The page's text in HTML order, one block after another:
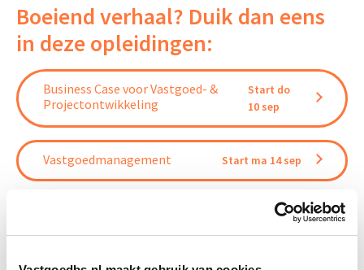
Boeiend verhaal? Duik dan eens
in deze opleidingen:
Business Case voor Vastgoed- &
Projectontwikkeling
Start do
10 sep
Vastgoedmanagement Start ma 14 sep
Start wo 9 sep